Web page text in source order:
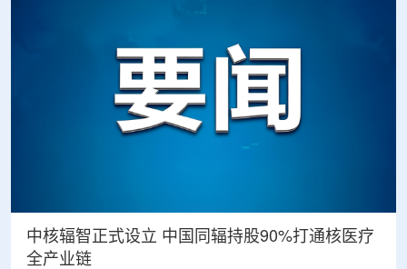
中核辐智正式设立 中国同辐持股90%打通核医疗
全产业链